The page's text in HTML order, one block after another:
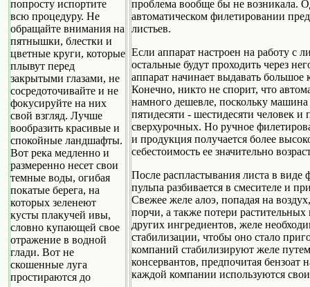
попросту испортите
всю процедуру. Не
обращайте внимания на
пятнышки, блестки и
цветные круги, которые
плывут перед
закрытыми глазами, не
сосредоточивайте и не
фокусируйте на них
свой взгляд. Лучше
вообразить красивые и
спокойные ландшафты.
Вот река медленно и
размеренно несет свои
темные воды, огибая
покатые берега, на
которых зеленеют
кусты плакучей ивы,
словно купающей свое
отражение в водной
глади. Вот не
скошенные луга
простираются до
проблема вообще бы не возникала.
автоматическом филетировании
листьев.
Если аппарат настроен на работу с
остальные будут проходить через
аппарат начинает выдавать большое
Конечно, никто не спорит, что
намного дешевле, поскольку
пятидесяти - шестидесяти человек и
сверхурочных. Но ручное
и продукция получается более
себестоимость ее значительно
После распластывания листа в виде
пульпа разбивается в смесителе и
Свежее желе алоэ, попадая на
порчи, а также потери
других ингредиентов, желе
стабилизации, чтобы оно стало
компаний стабилизируют желе
консервантов, предпочитая бензоат
каждой компании используются